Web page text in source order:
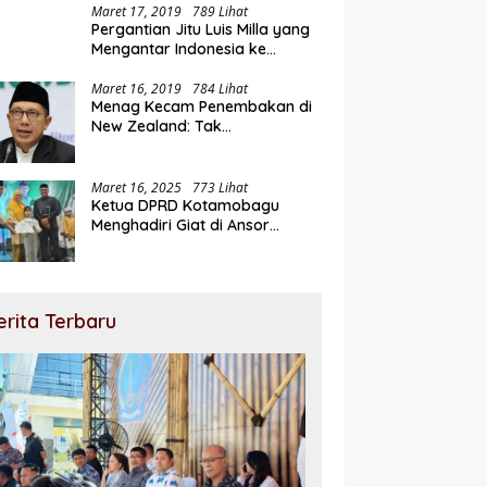
Maret 17, 2019 789 Lihat
Pergantian Jitu Luis Milla yang
Mengantar Indonesia ke
Maret 16, 2019 784 Lihat
Menag Kecam Penembakan di
New Zealand: Tak
Maret 16, 2025 773 Lihat
Ketua DPRD Kotamobagu
Menghadiri Giat di Ansor
Terbaru